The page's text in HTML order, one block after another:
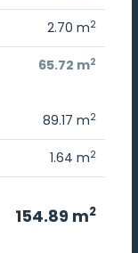
2.70 m2
65.72 m2
89.17 m2
1.64 m2
154.89 m2